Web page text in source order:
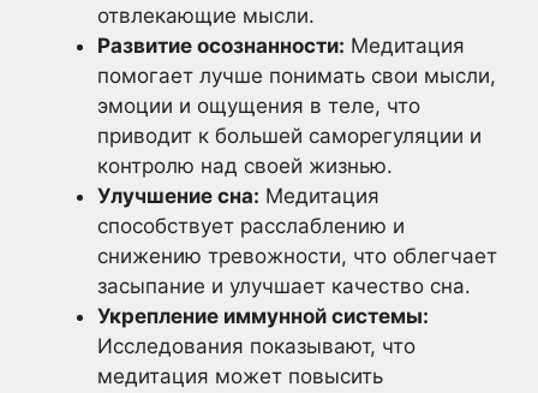
отвлекающие мысли.
Развитие осознанности: Медитация
помогает лучше понимать свои мысли,
эмоции и ощущения в теле, что
приводит к большей саморегуляции и
контролю над своей жизнью.
Улучшение сна: Медитация
способствует расслаблению и
снижению тревожности, что облегчает
засыпание и улучшает качество сна.
Укрепление иммунной системы:
Исследования показывают, что
медитация может повысить